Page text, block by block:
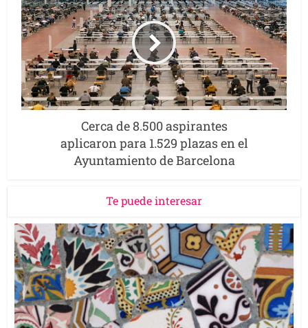
Cerca de 8.500 aspirantes
aplicaron para 1.529 plazas en el
Ayuntamiento de Barcelona
Te puede interesar